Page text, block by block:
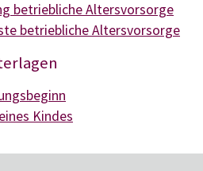
betriebliche Altersvorsorge
betriebliche Altersvorsorge
Kindes